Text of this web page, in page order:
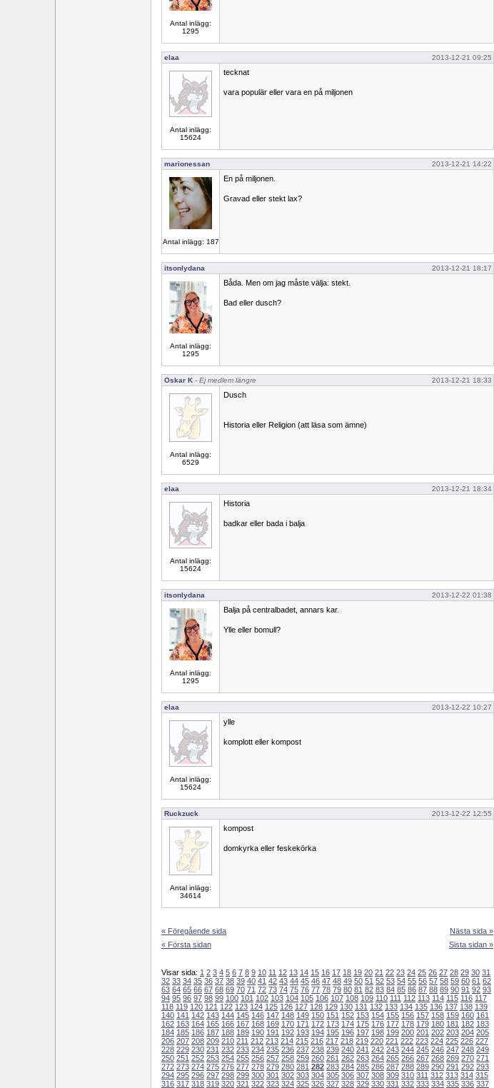
Antal inlägg:
1295
elaa 2013-12-21 09:25
Antal inlägg:
15624
tecknat
vara populär eller vara en på miljonen
marionessan 2013-12-21 14:22
Antal inlägg: 187
En på miljonen.
Gravad eller stekt lax?
itsonlydana 2013-12-21 18:17
Antal inlägg:
1295
Båda. Men om jag måste välja: stekt.
Bad eller dusch?
Oskar K - Ej medlem längre 2013-12-21 18:33
Antal inlägg:
6529
Dusch
Historia eller Religion (att läsa som ämne)
elaa 2013-12-21 18:34
Antal inlägg:
15624
Historia
badkar eller bada i balja
itsonlydana 2013-12-22 01:38
Antal inlägg:
1295
Balja på centralbadet, annars kar.
Ylle eller bomull?
elaa 2013-12-22 10:27
Antal inlägg:
15624
ylle
komplott eller kompost
Ruckzuck 2013-12-22 12:55
Antal inlägg:
34614
kompost
domkyrka eller feskekörka
« Föregående sida
« Första sidan
Nästa sida »
Sista sidan »
Visar sida: 1 2 3 4 5 6 7 8 9 10 11 12 13 14 15 16 17 18 19 20 21 22 23 24 25 26 27 28 29 30 31
32 33 34 35 36 37 38 39 40 41 42 43 44 45 46 47 48 49 50 51 52 53 54 55 56 57 58 59 60 61 62
63 64 65 66 67 68 69 70 71 72 73 74 75 76 77 78 79 80 81 82 83 84 85 86 87 88 89 90 91 92 93
94 95 96 97 98 99 100 101 102 103 104 105 106 107 108 109 110 111 112 113 114 115 116 117
118 119 120 121 122 123 124 125 126 127 128 129 130 131 132 133 134 135 136 137 138 139
140 141 142 143 144 145 146 147 148 149 150 151 152 153 154 155 156 157 158 159 160 161
162 163 164 165 166 167 168 169 170 171 172 173 174 175 176 177 178 179 180 181 182 183
184 185 186 187 188 189 190 191 192 193 194 195 196 197 198 199 200 201 202 203 204 205
206 207 208 209 210 211 212 213 214 215 216 217 218 219 220 221 222 223 224 225 226 227
228 229 230 231 232 233 234 235 236 237 238 239 240 241 242 243 244 245 246 247 248 249
250 251 252 253 254 255 256 257 258 259 260 261 262 263 264 265 266 267 268 269 270 271
272 273 274 275 276 277 278 279 280 281 282 283 284 285 286 287 288 289 290 291 292 293
294 295 296 297 298 299 300 301 302 303 304 305 306 307 308 309 310 311 312 313 314 315
316 317 318 319 320 321 322 323 324 325 326 327 328 329 330 331 332 333 334 335 336 337